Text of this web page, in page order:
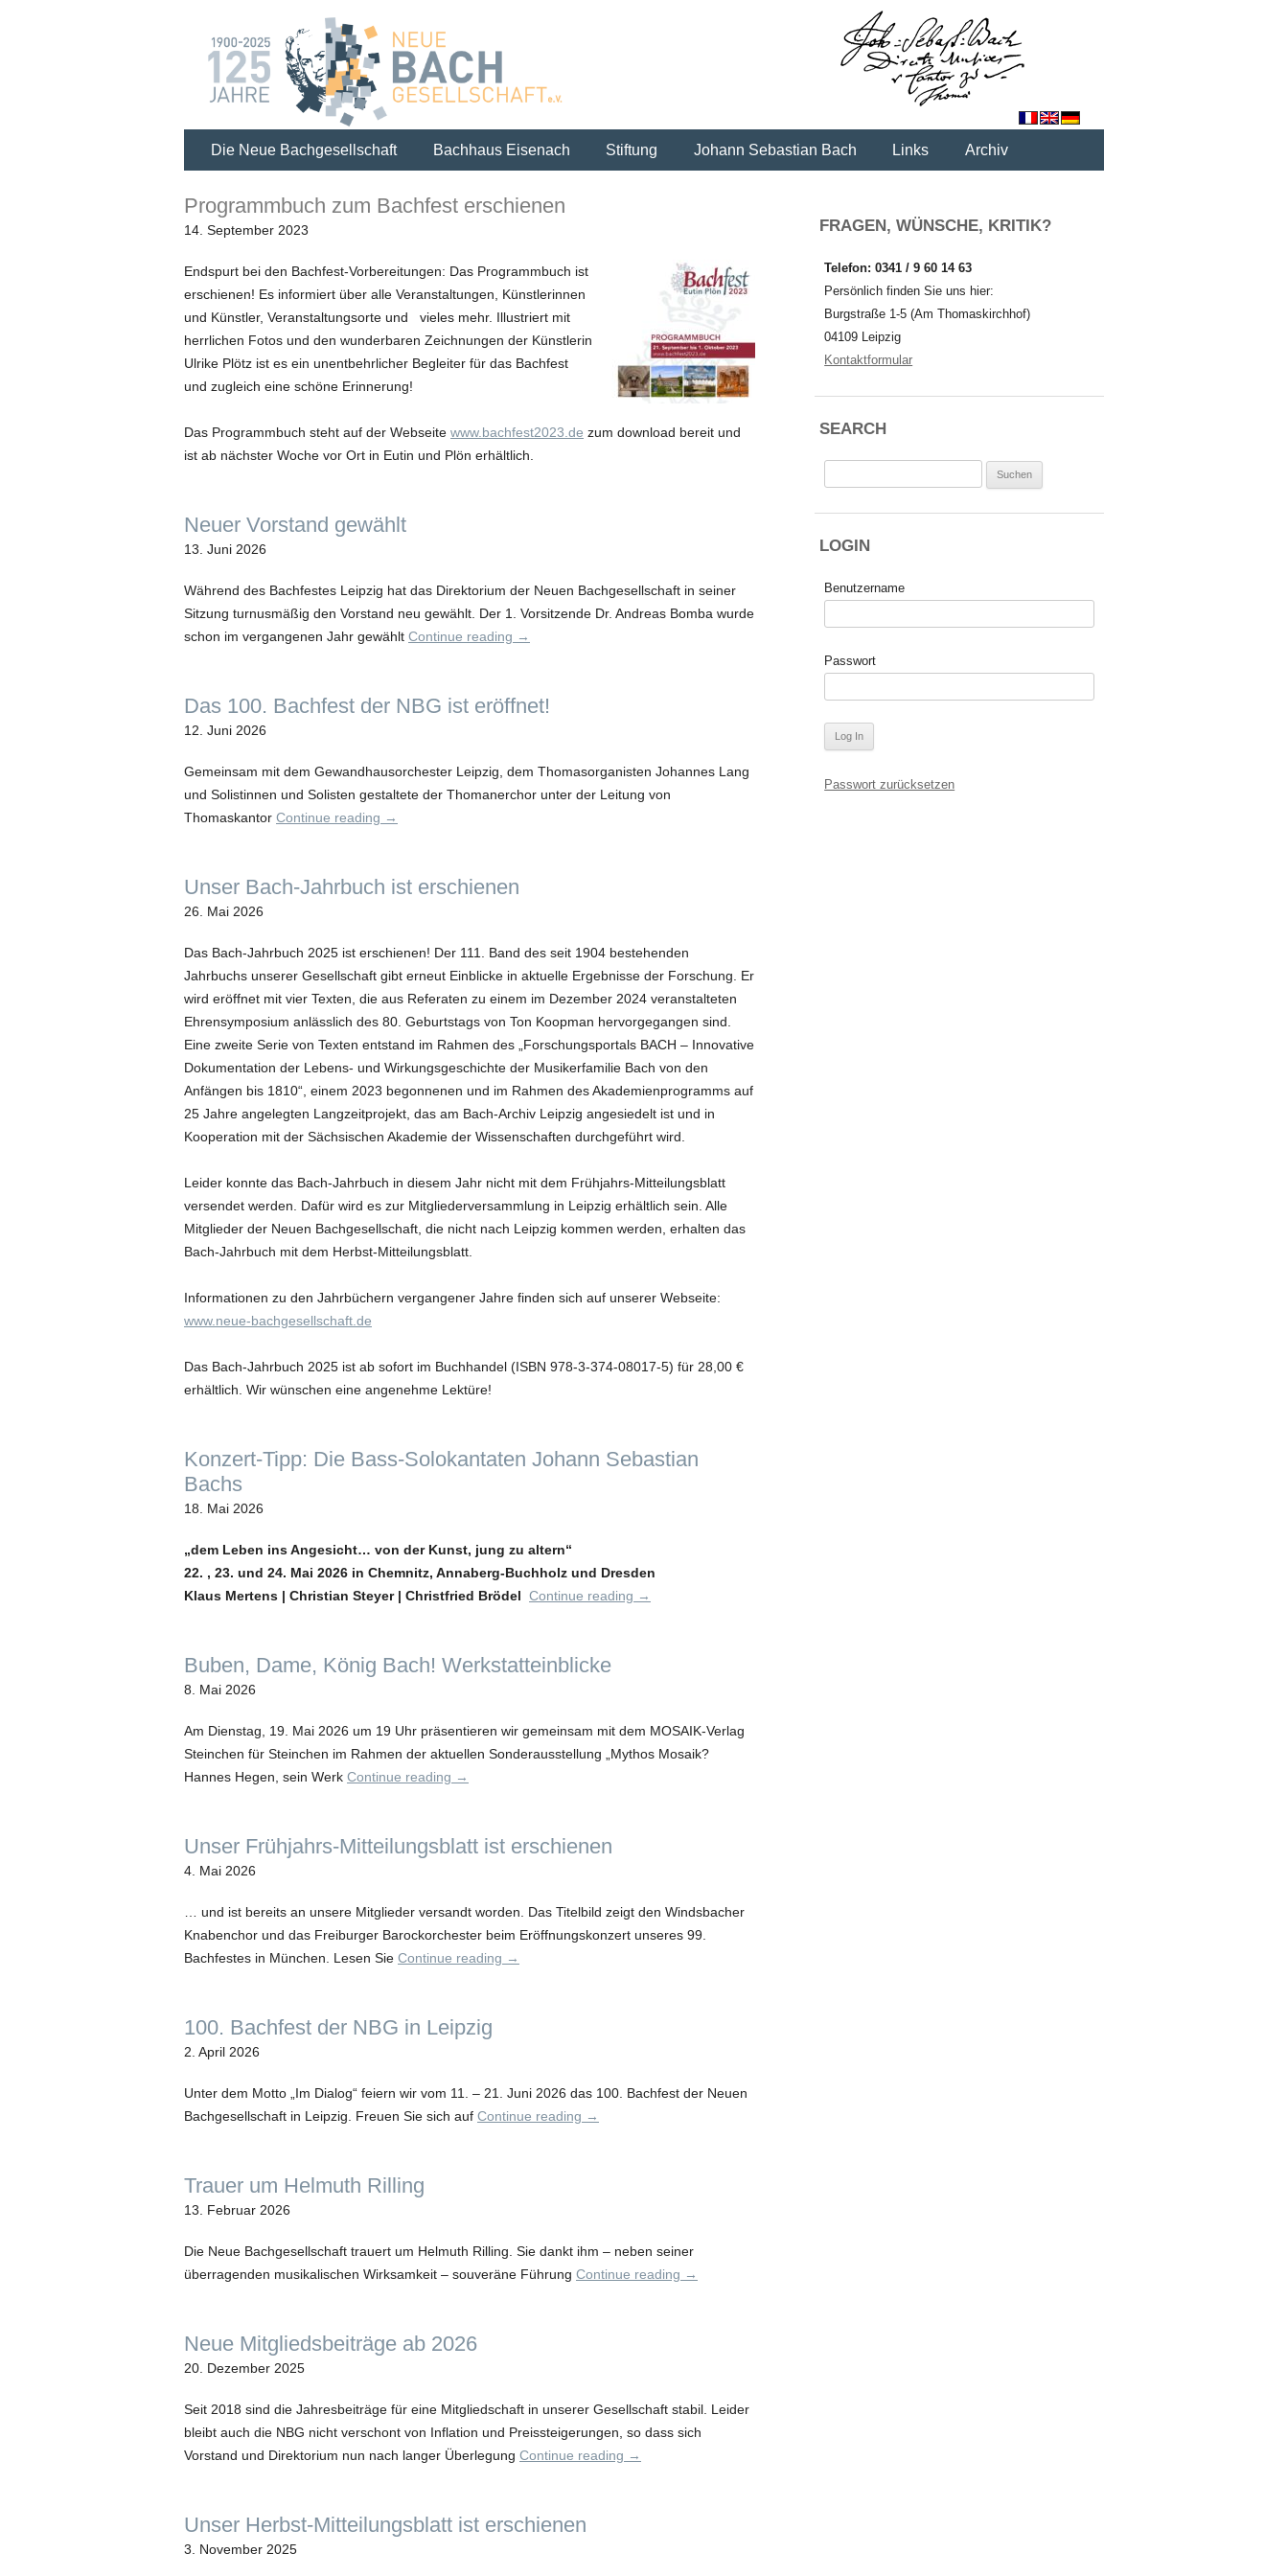
Die Neue Bachgesellschaft Bachhaus Eisenach Stiftung Johann Sebastian Bach Links Archiv
Programmbuch zum Bachfest erschienen
14. September 2023
Endspurt bei den Bachfest-Vorbereitungen: Das Programmbuch ist
erschienen! Es informiert über alle Veranstaltungen, Künstlerinnen
und Künstler, Veranstaltungsorte und vieles mehr. Illustriert mit
herrlichen Fotos und den wunderbaren Zeichnungen der Künstlerin
Ulrike Plötz ist es ein unentbehrlicher Begleiter für das Bachfest
und zugleich eine schöne Erinnerung!
Das Programmbuch steht auf der Webseite www.bachfest2023.de zum download bereit und
ist ab nächster Woche vor Ort in Eutin und Plön erhältlich.
Neuer Vorstand gewählt
13. Juni 2026
Während des Bachfestes Leipzig hat das Direktorium der Neuen Bachgesellschaft in seiner
Sitzung turnusmäßig den Vorstand neu gewählt. Der 1. Vorsitzende Dr. Andreas Bomba wurde
schon im vergangenen Jahr gewählt Continue reading →
Das 100. Bachfest der NBG ist eröffnet!
12. Juni 2026
Gemeinsam mit dem Gewandhausorchester Leipzig, dem Thomasorganisten Johannes Lang
und Solistinnen und Solisten gestaltete der Thomanerchor unter der Leitung von
Thomaskantor Continue reading →
Unser Bach-Jahrbuch ist erschienen
26. Mai 2026
Das Bach-Jahrbuch 2025 ist erschienen! Der 111. Band des seit 1904 bestehenden
Jahrbuchs unserer Gesellschaft gibt erneut Einblicke in aktuelle Ergebnisse der Forschung. Er
wird eröffnet mit vier Texten, die aus Referaten zu einem im Dezember 2024 veranstalteten
Ehrensymposium anlässlich des 80. Geburtstags von Ton Koopman hervorgegangen sind.
Eine zweite Serie von Texten entstand im Rahmen des „Forschungsportals BACH – Innovative
Dokumentation der Lebens- und Wirkungsgeschichte der Musikerfamilie Bach von den
Anfängen bis 1810“, einem 2023 begonnenen und im Rahmen des Akademienprogramms auf
25 Jahre angelegten Langzeitprojekt, das am Bach-Archiv Leipzig angesiedelt ist und in
Kooperation mit der Sächsischen Akademie der Wissenschaften durchgeführt wird.
Leider konnte das Bach-Jahrbuch in diesem Jahr nicht mit dem Frühjahrs-Mitteilungsblatt
versendet werden. Dafür wird es zur Mitgliederversammlung in Leipzig erhältlich sein. Alle
Mitglieder der Neuen Bachgesellschaft, die nicht nach Leipzig kommen werden, erhalten das
Bach-Jahrbuch mit dem Herbst-Mitteilungsblatt.
Informationen zu den Jahrbüchern vergangener Jahre finden sich auf unserer Webseite:
www.neue-bachgesellschaft.de
Das Bach-Jahrbuch 2025 ist ab sofort im Buchhandel (ISBN 978-3-374-08017-5) für 28,00 €
erhältlich. Wir wünschen eine angenehme Lektüre!
Konzert-Tipp: Die Bass-Solokantaten Johann Sebastian
Bachs
18. Mai 2026
„dem Leben ins Angesicht… von der Kunst, jung zu altern“
22. , 23. und 24. Mai 2026 in Chemnitz, Annaberg-Buchholz und Dresden
Klaus Mertens | Christian Steyer | Christfried Brödel Continue reading →
Buben, Dame, König Bach! Werkstatteinblicke
8. Mai 2026
Am Dienstag, 19. Mai 2026 um 19 Uhr präsentieren wir gemeinsam mit dem MOSAIK-Verlag
Steinchen für Steinchen im Rahmen der aktuellen Sonderausstellung „Mythos Mosaik?
Hannes Hegen, sein Werk Continue reading →
Unser Frühjahrs-Mitteilungsblatt ist erschienen
4. Mai 2026
… und ist bereits an unsere Mitglieder versandt worden. Das Titelbild zeigt den Windsbacher
Knabenchor und das Freiburger Barockorchester beim Eröffnungskonzert unseres 99.
Bachfestes in München. Lesen Sie Continue reading →
100. Bachfest der NBG in Leipzig
2. April 2026
Unter dem Motto „Im Dialog“ feiern wir vom 11. – 21. Juni 2026 das 100. Bachfest der Neuen
Bachgesellschaft in Leipzig. Freuen Sie sich auf Continue reading →
Trauer um Helmuth Rilling
13. Februar 2026
Die Neue Bachgesellschaft trauert um Helmuth Rilling. Sie dankt ihm – neben seiner
überragenden musikalischen Wirksamkeit – souveräne Führung Continue reading →
Neue Mitgliedsbeiträge ab 2026
20. Dezember 2025
Seit 2018 sind die Jahresbeiträge für eine Mitgliedschaft in unserer Gesellschaft stabil. Leider
bleibt auch die NBG nicht verschont von Inflation und Preissteigerungen, so dass sich
Vorstand und Direktorium nun nach langer Überlegung Continue reading →
Unser Herbst-Mitteilungsblatt ist erschienen
3. November 2025
FRAGEN, WÜNSCHE, KRITIK?
Telefon: 0341 / 9 60 14 63
Persönlich finden Sie uns hier:
Burgstraße 1-5 (Am Thomaskirchhof)
04109 Leipzig
Kontaktformular
SEARCH
LOGIN
Benutzername
Passwort
Passwort zurücksetzen